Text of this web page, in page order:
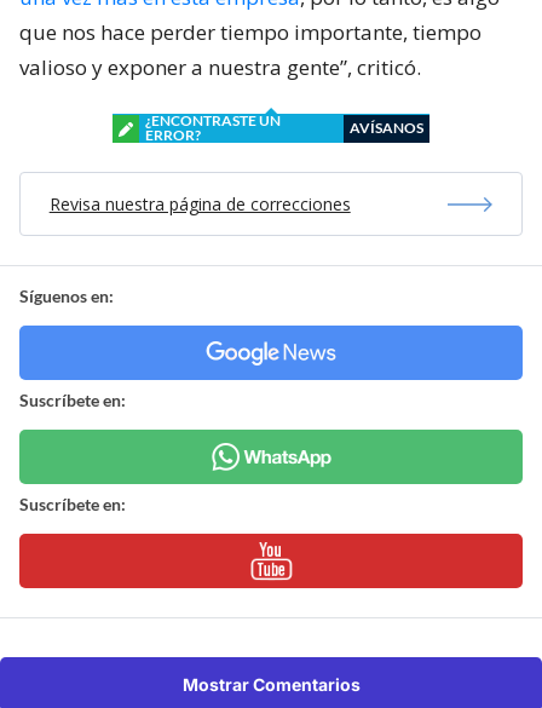
que nos hace perder tiempo importante, tiempo
valioso y exponer a nuestra gente”, criticó.
¿ENCONTRASTE UN
ERROR?
AVÍSANOS
Revisa nuestra página de correcciones
Síguenos en:
Suscríbete en:
Suscríbete en:
Mostrar Comentarios